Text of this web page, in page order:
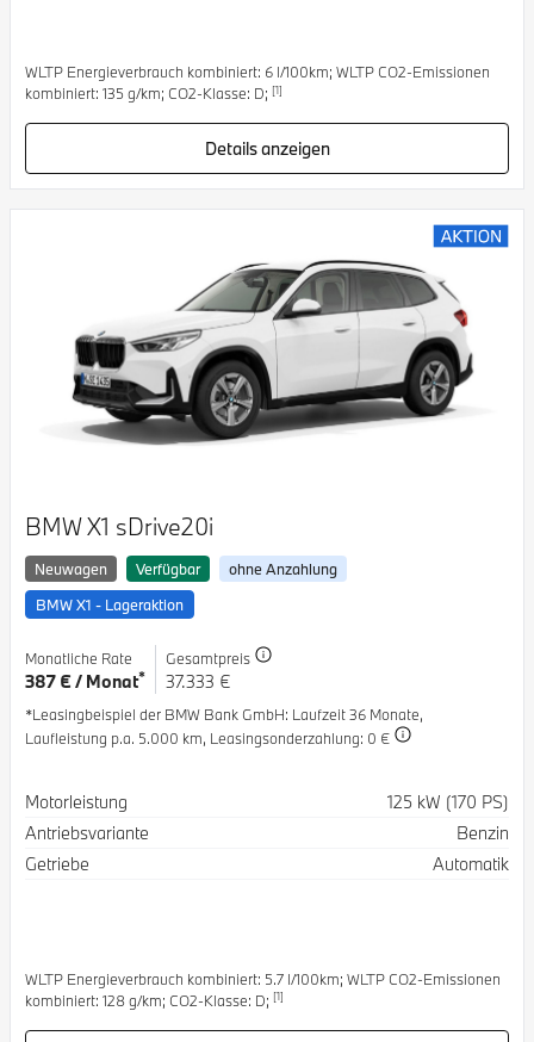
WLTP Energieverbrauch kombiniert: 6 l/100km; WLTP CO2-Emissionen
kombiniert: 135 g/km; CO2-Klasse: D; [1]
Details anzeigen
BMW X1 sDrive20i
Neuwagen Verfügbar
ohne Anzahlung
BMW X1 - Lageraktion
Monatliche Rate
387 € / Monat*
Gesamtpreis
37.333 €
*Leasingbeispiel der BMW Bank GmbH: Laufzeit 36 Monate,
Laufleistung p.a. 5.000 km, Leasingsonderzahlung: 0 €
Spezifikation
Motorleistung
125 kW (170 PS)
Antriebsvariante
Benzin
Getriebe
Automatik
WLTP Energieverbrauch kombiniert: 5.7 l/100km; WLTP CO2-Emissionen
kombiniert: 128 g/km; CO2-Klasse: D; [1]